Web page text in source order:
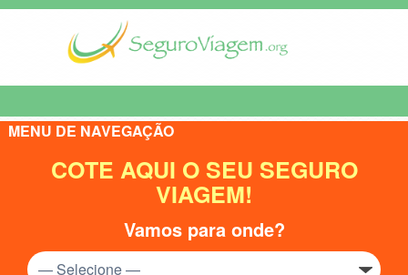
MENU DE NAVEGAÇÃO
COTE AQUI O SEU SEGURO
VIAGEM!
Vamos para onde?